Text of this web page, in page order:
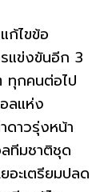
ก้ไขข้อ
แข่งขันอีก 3
ทุกคนต่อไป
ลแห่ง
ดาวรุ่งหน้า
ทีมชาติชุด
อะเตรียมปลด